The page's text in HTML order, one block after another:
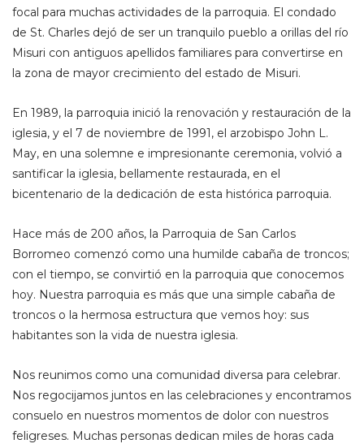
focal para muchas actividades de la parroquia. El condado
de St. Charles dejó de ser un tranquilo pueblo a orillas del río
Misuri con antiguos apellidos familiares para convertirse en
la zona de mayor crecimiento del estado de Misuri.
En 1989, la parroquia inició la renovación y restauración de la
iglesia, y el 7 de noviembre de 1991, el arzobispo John L.
May, en una solemne e impresionante ceremonia, volvió a
santificar la iglesia, bellamente restaurada, en el
bicentenario de la dedicación de esta histórica parroquia.
Hace más de 200 años, la Parroquia de San Carlos
Borromeo comenzó como una humilde cabaña de troncos;
con el tiempo, se convirtió en la parroquia que conocemos
hoy. Nuestra parroquia es más que una simple cabaña de
troncos o la hermosa estructura que vemos hoy: sus
habitantes son la vida de nuestra iglesia.
Nos reunimos como una comunidad diversa para celebrar.
Nos regocijamos juntos en las celebraciones y encontramos
consuelo en nuestros momentos de dolor con nuestros
feligreses. Muchas personas dedican miles de horas cada